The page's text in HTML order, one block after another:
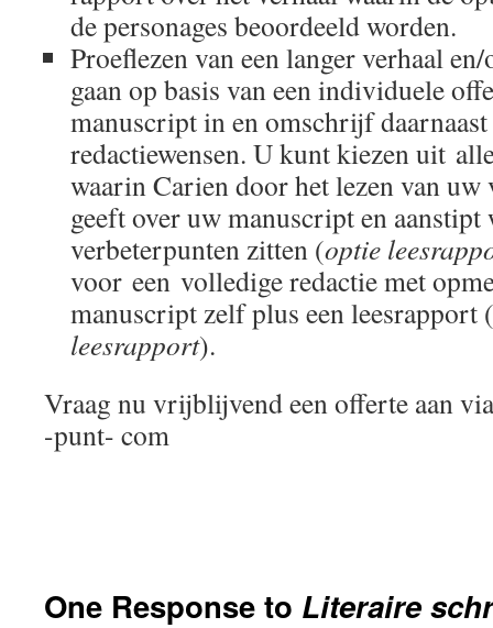
de personages beoordeeld worden.
Proeflezen van een langer verhaal
gaan op basis van een individuele
manuscript in en omschrijf
redactiewensen. U kunt kiezen uit
waarin Carien door het lezen van uw
geeft over uw manuscript en aanstipt
verbeterpunten zitten (optie
voor een volledige redactie met
manuscript zelf plus een leesrapport (
leesrapport).
Vraag nu vrijblijvend een offerte aan
-punt- com
One Response to Literaire